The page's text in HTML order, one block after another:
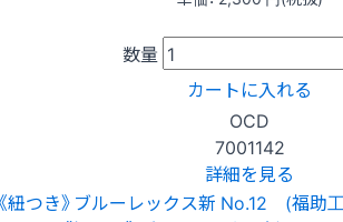
数量
カートに入れる
OCD
7001142
詳細を見る